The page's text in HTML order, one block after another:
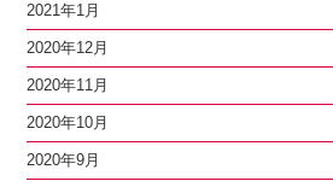
2021年1月
2020年12月
2020年11月
2020年10月
2020年9月